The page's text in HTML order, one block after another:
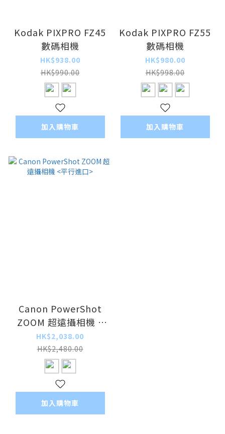
Kodak PIXPRO FZ45
數碼相機
HK$938.00
HK$990.00
加入購物車
Kodak PIXPRO FZ55
數碼相機
HK$980.00
HK$998.00
加入購物車
Canon PowerShot
ZOOM 超遠攝相機 <
平行進口>
HK$2,038.00
HK$2,480.00
加入購物車